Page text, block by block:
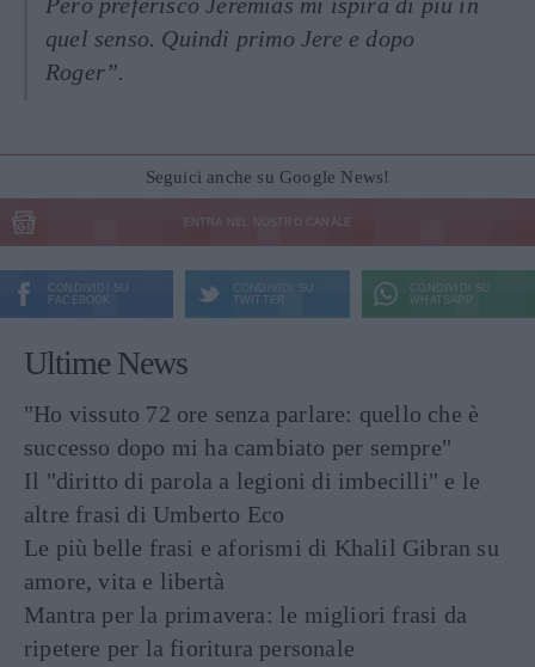
quel senso. Quindi primo Jere e dopo
Roger”.
Seguici anche su Google News!
ENTRA NEL NOSTRO CANALE
CONDIVIDI SU
FACEBOOK
CONDIVIDI SU
TWITTER
CONDIVIDI SU
WHATSAPP
Ultime News
"Ho vissuto 72 ore senza parlare: quello che è
successo dopo mi ha cambiato per sempre"
Il "diritto di parola a legioni di imbecilli" e le
altre frasi di Umberto Eco
Le più belle frasi e aforismi di Khalil Gibran su
amore, vita e libertà
Mantra per la primavera: le migliori frasi da
ripetere per la fioritura personale